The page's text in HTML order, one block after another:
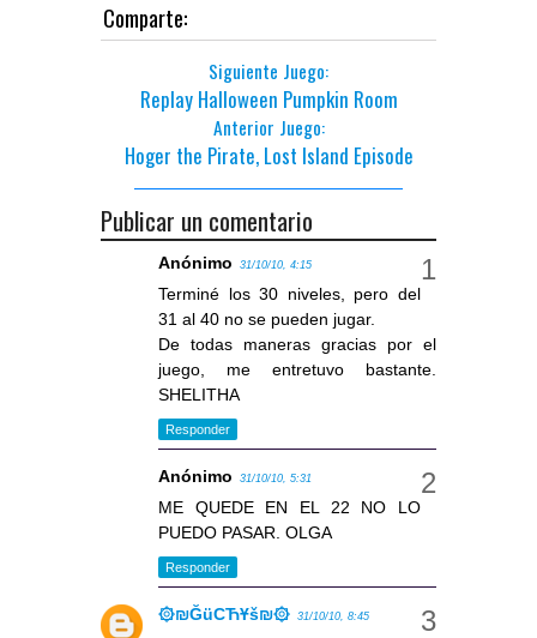
Comparte:
Siguiente Juego:
Replay Halloween Pumpkin Room
Anterior Juego:
Hoger the Pirate, Lost Island Episode
Publicar un comentario
Anónimo 31/10/10, 4:15
Terminé los 30 niveles, pero del
31 al 40 no se pueden jugar.
De todas maneras gracias por el
juego, me entretuvo bastante.
SHELITHA
Responder
Anónimo 31/10/10, 5:31
ME QUEDE EN EL 22 NO LO
PUEDO PASAR. OLGA
Responder
۞₪ĞüCЋҰš₪۞ 31/10/10, 8:45